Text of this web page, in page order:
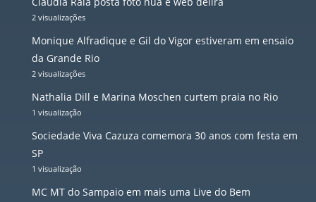
2 visualizações
Monique Alfradique e Gil do Vigor estiveram em ensaio
da Grande Rio
2 visualizações
Nathalia Dill e Marina Moschen curtem praia no Rio
1 visualização
Sociedade Viva Cazuza comemora 30 anos com festa em
SP
1 visualização
MC MT do Sampaio em mais uma Live do Bem